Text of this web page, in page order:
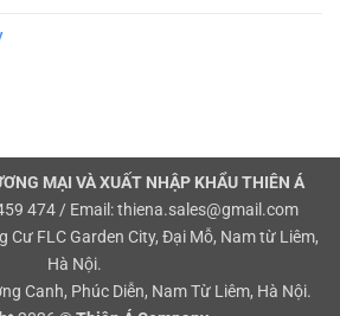
MẠI VÀ XUẤT NHẬP KHẨU THIÊN Á
474 / Email: thiena.sales@gmail.com
Cư FLC Garden City, Đại Mỗ, Nam từ Liêm,
Hà Nội.
Canh, Phúc Diễn, Nam Từ Liêm, Hà Nội.